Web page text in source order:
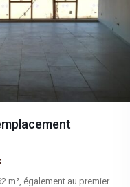
m², également au premier